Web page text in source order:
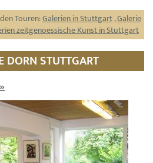
Touren:Galerien in Stuttgart,Galerie
zeitgenoessische Kunst in Stuttgart
DORN STUTTGART